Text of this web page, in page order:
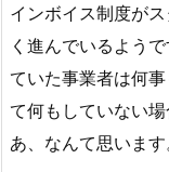
インボイス制度が
く進んでいるよう
ていた事業者は何
て何もしていない
あ、なんて思います